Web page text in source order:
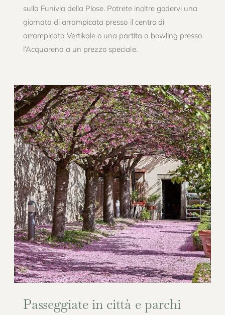
sulla Funivia della Plose. Potrete inoltre godervi una
giornata di arrampicata presso il centro di
arrampicata Vertikale o una partita a bowling presso
l’Acquarena a un prezzo speciale.
Passeggiate in città e parchi